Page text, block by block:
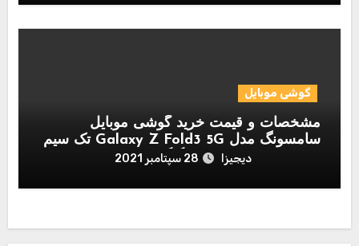
گوشی موبایل
مشخصات و قیمت خرید گوشی موبایل
سامسونگ مدل Galaxy Z Fold3 5G تک سیم
کارت ظرفیت 12/256 گیگابایت
دیجیزا 28 سپتامبر 2021